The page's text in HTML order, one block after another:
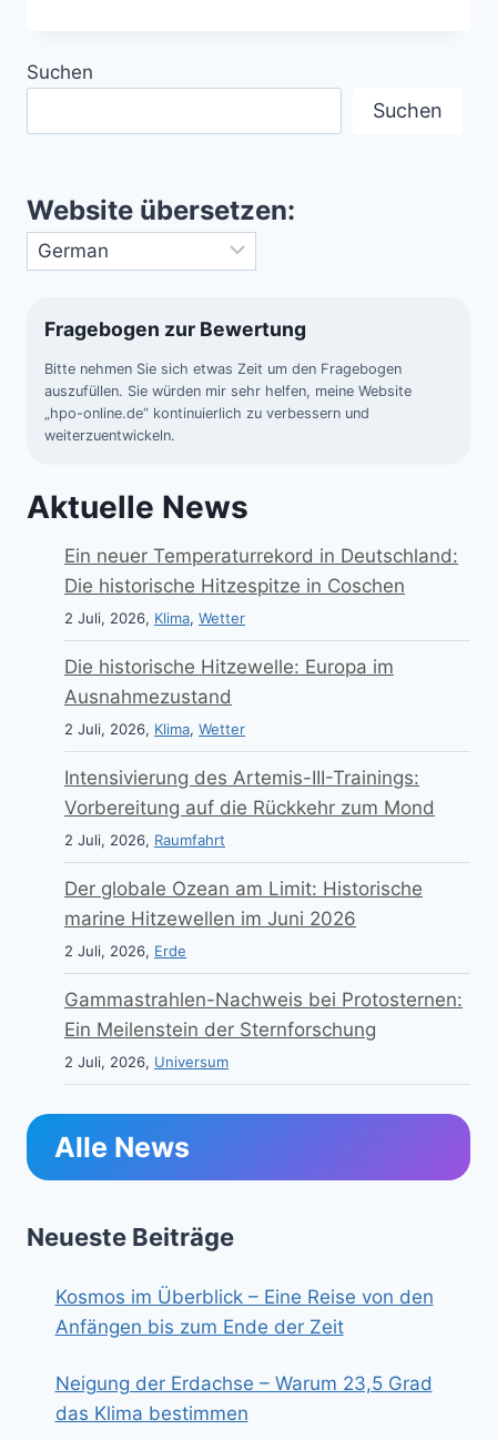
NORDEN
Suchen
Suchen
Website übersetzen:
Fragebogen zur Bewertung
Bitte nehmen Sie sich etwas Zeit um den Fragebogen
auszufüllen. Sie würden mir sehr helfen, meine Website
„hpo-online.de“ kontinuierlich zu verbessern und
weiterzuentwickeln.
Aktuelle News
Ein neuer Temperaturrekord in Deutschland:
Die historische Hitzespitze in Coschen
2 Juli, 2026, Klima, Wetter
Die historische Hitzewelle: Europa im
Ausnahmezustand
2 Juli, 2026, Klima, Wetter
Intensivierung des Artemis-III-Trainings:
Vorbereitung auf die Rückkehr zum Mond
2 Juli, 2026, Raumfahrt
Der globale Ozean am Limit: Historische
marine Hitzewellen im Juni 2026
2 Juli, 2026, Erde
Gammastrahlen-Nachweis bei Protosternen:
Ein Meilenstein der Sternforschung
2 Juli, 2026, Universum
Alle News
Neueste Beiträge
Kosmos im Überblick – Eine Reise von den
Anfängen bis zum Ende der Zeit
Neigung der Erdachse – Warum 23,5 Grad
das Klima bestimmen